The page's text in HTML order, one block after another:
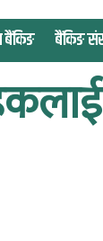
बैंकिङ